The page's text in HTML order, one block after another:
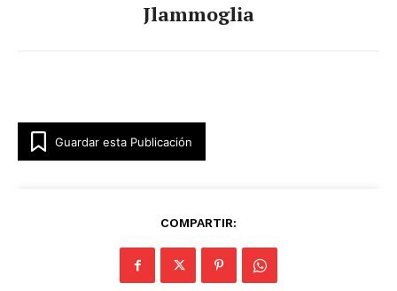
Jlammoglia
Guardar esta Publicación
COMPARTIR: